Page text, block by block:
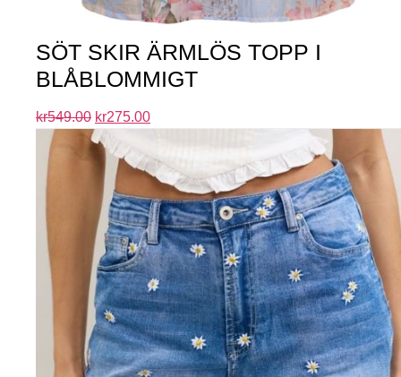
SÖT SKIR ÄRMLÖS TOPP I
BLÅBLOMMIGT
kr549.00 kr275.00